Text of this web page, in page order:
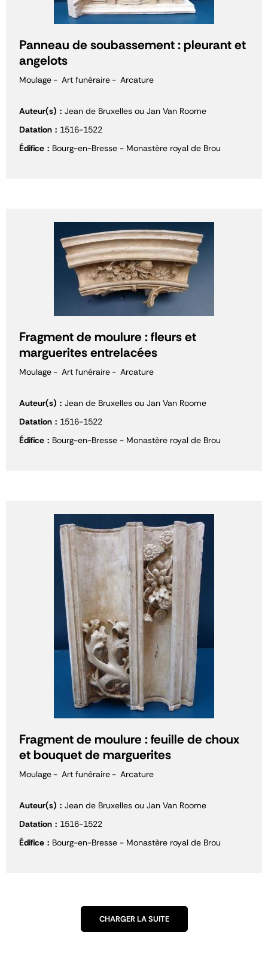
Panneau de soubassement : pleurant et
angelots
Moulage Art funéraire Arcature
Auteur(s)
Jean de Bruxelles ou Jan Van Roome
Datation
1516-1522
Édifice
Bourg-en-Bresse - Monastère royal de Brou
Fragment de moulure : fleurs et
marguerites entrelacées
Moulage Art funéraire Arcature
Auteur(s)
Jean de Bruxelles ou Jan Van Roome
Datation
1516-1522
Édifice
Bourg-en-Bresse - Monastère royal de Brou
Fragment de moulure : feuille de choux
et bouquet de marguerites
Moulage Art funéraire Arcature
Auteur(s)
Jean de Bruxelles ou Jan Van Roome
Datation
1516-1522
Édifice
Bourg-en-Bresse - Monastère royal de Brou
CHARGER LA SUITE